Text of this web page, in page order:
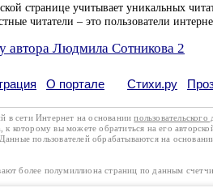
странице учитывает уникальных
читатели – это пользователи
автора Людмила Сотникова 2
О портале Стихи.ру
в сети Интернет на основаниипользовательского
к которому вы можете обратиться на его
Данные пользователей обрабатываются на
более полумиллиона страниц по данным